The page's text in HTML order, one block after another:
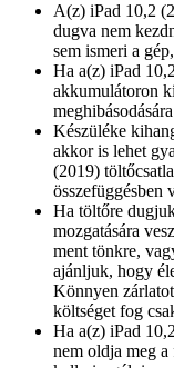
A(z) iPad 10,2
dugva nem
sem ismeri a
Ha a(z) iPad
akkumulátoron
Készüléke
akkor is lehet
(2019)
összefüggésben
Ha töltőre
mozgatására
ment tönkre,
ajánljuk, hogy
Könnyen
költséget fog
Ha a(z) iPad
nem oldja meg